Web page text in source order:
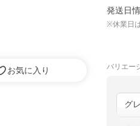
お気に入り
発送日
※休業日
バリエー
グ